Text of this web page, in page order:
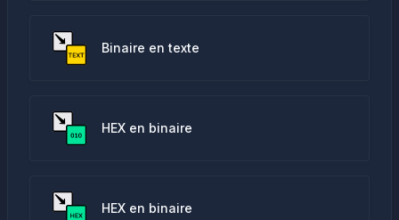
Binaire en texte
HEX en binaire
HEX en binaire